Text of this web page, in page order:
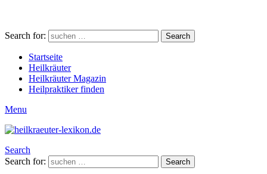
Search for: Search
Startseite
Heilkräuter
Heilkräuter Magazin
Heilpraktiker finden
Menu
Search
Search for:
Search